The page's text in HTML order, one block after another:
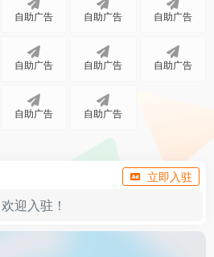
自助广告 自助广告 自助广告
自助广告 自助广告 自助广告
自助广告 自助广告
立即入驻
欢迎入驻！